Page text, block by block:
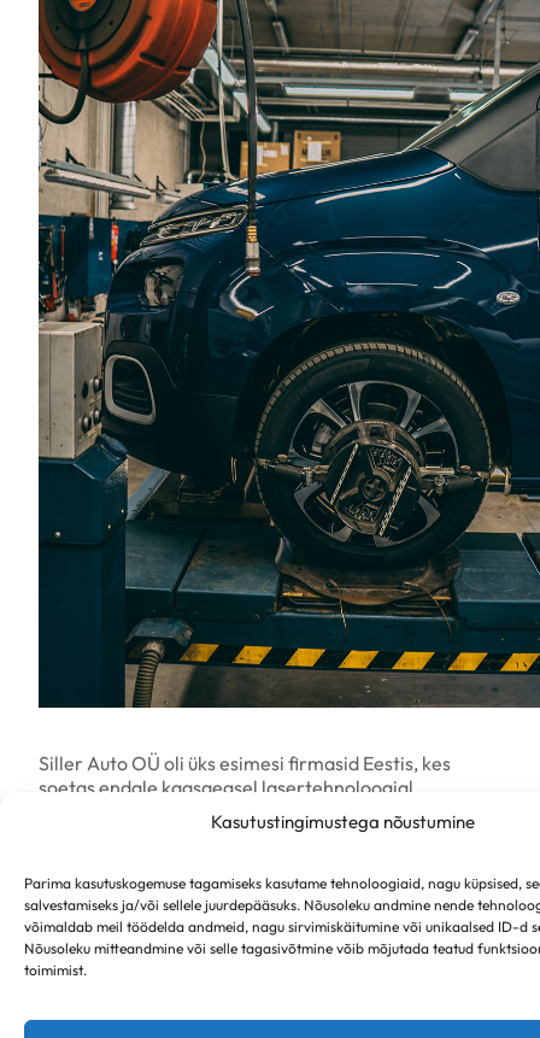
Kasutustingimustega nõustumine
Parima kasutuskogemuse tagamiseks kasutame tehnoloogiaid, nagu küpsised,
salvestamiseks ja/või sellele juurdepääsuks. Nõusoleku andmine nende
võimaldab meil töödelda andmeid, nagu sirvimiskäitumine või unikaalsed ID-d
Nõusoleku mitteandmine või selle tagasivõtmine võib mõjutada teatud
toimimist.
Siller Auto OÜ oli üks esimesi firmasid Eestis, kes
soetas endale kaasaegsel lasertehnoloogial
põhinevad sildade reguleerimisseadme.
Kaasaegne sillareguleerimispink ja pikaajalised
täiusliku töötulemuse ja kliendi rahulolu.
Kuna Siller Auto on arenenud esialgsest kereremondi
ja avariiliste autode remondifirmast, siis remondime
roostes, avarii läbi kannatada saanud jne), mis ei ole